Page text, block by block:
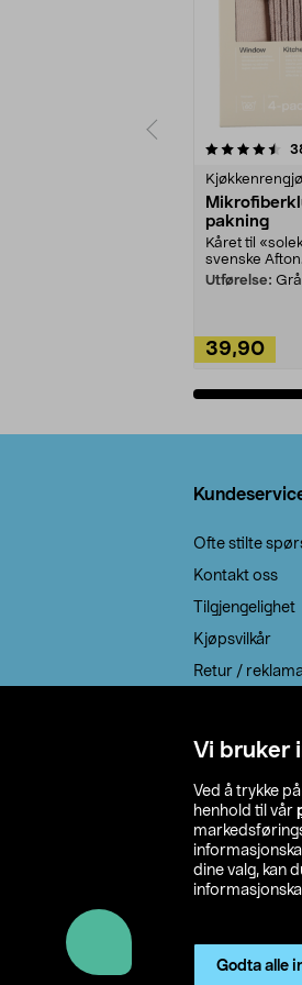
Vi bruker
Ved å trykke på
henhold til vår
dine valg, kan
Godta alle
pakning
Kåret til
svenske
Utførelse:
39,90
Ofte stilte
Kontakt oss
Tilgjengelighet
Kjøpsvilkår
Retur /